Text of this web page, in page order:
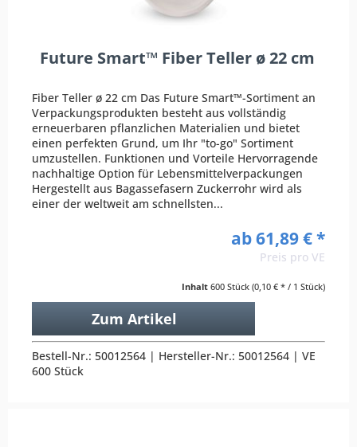
Future Smart™ Fiber Teller ø 22 cm
Fiber Teller ø 22 cm Das Future Smart™-Sortiment an
Verpackungsprodukten besteht aus vollständig
erneuerbaren pflanzlichen Materialien und bietet
einen perfekten Grund, um Ihr "to-go" Sortiment
umzustellen. Funktionen und Vorteile Hervorragende
nachhaltige Option für Lebensmittelverpackungen
Hergestellt aus Bagassefasern Zuckerrohr wird als
einer der weltweit am schnellsten...
ab 61,89 € *
Preis pro VE
Inhalt 600 Stück (0,10 € * / 1 Stück)
Zum Artikel
Bestell-Nr.: 50012564 | Hersteller-Nr.: 50012564 | VE
600 Stück